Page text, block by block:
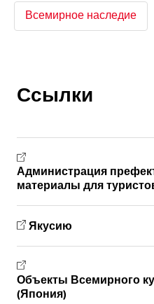
Всемирное наследие
Ссылки
Администрация
материалы для
Якусию
Объекты Всемирного
(Япония)